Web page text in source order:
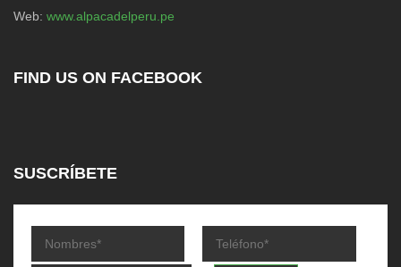
Web: www.alpacadelperu.pe
FIND US ON FACEBOOK
SUSCRÍBETE